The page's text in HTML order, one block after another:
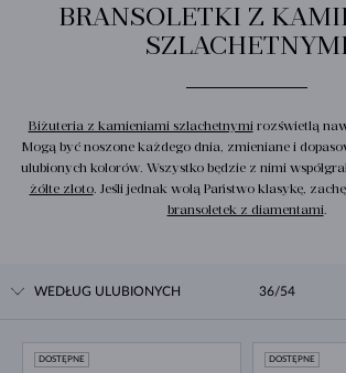
BRANSOLETKI Z
Biżuteria z kamieniami szlachetnymirozświetlą
Mogą być noszone każdego dnia, zmieniane i
ulubionych kolorów. Wszystko będzie z nimi
żółte złoto. Jeśli jednak wolą Państwo klasykę,
bransoletek z diamentami.
WEDŁUG ULUBIONYCH 36/54
DOSTĘPNE DOSTĘPNE